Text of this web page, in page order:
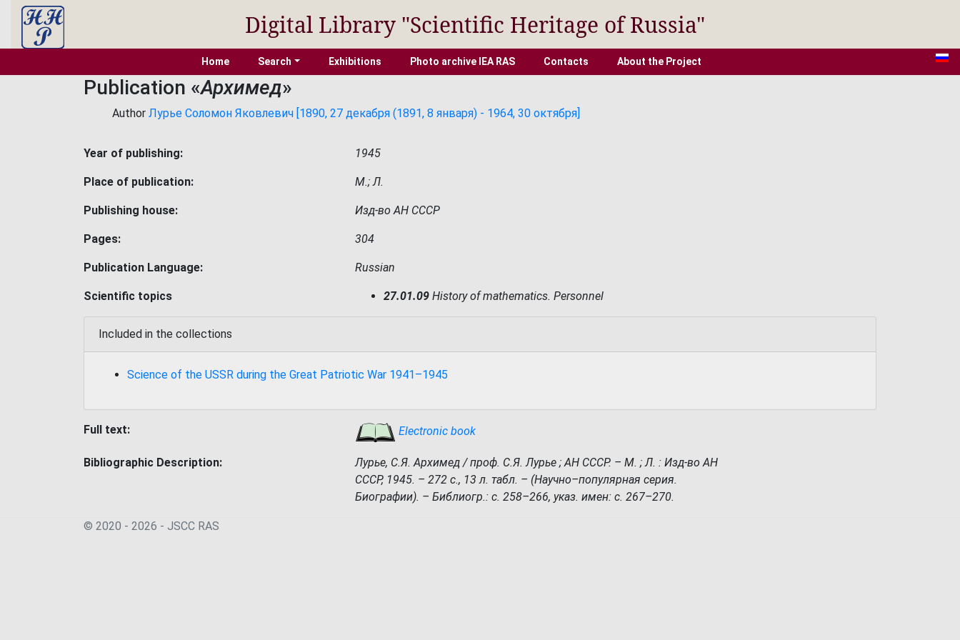
Digital Library "Scientific Heritage of Russia"
Home Search Exhibitions Photo archive IEA RAS Contacts About the Project
Publication «Архимед»
Author Лурье Соломон Яковлевич [1890, 27 декабря (1891, 8 января) - 1964, 30 октября]
Year of publishing: 1945
Place of publication: М.; Л.
Publishing house: Изд-во АН СССР
Pages: 304
Publication Language: Russian
Scientific topics 27.01.09 History of mathematics. Personnel
Included in the collections
Science of the USSR during the Great Patriotic War 1941–1945
Full text: Electronic book
Bibliographic Description:
Лурье, С.Я. Архимед / проф. С.Я. Лурье ; АН СССР. – М. ; Л. : Изд-во АН
СССР, 1945. – 272 с., 13 л. табл. – (Научно–популярная серия.
Биографии). – Библиогр.: с. 258–266, указ. имен: с. 267–270.
© 2020 - 2026 - JSСC RAS